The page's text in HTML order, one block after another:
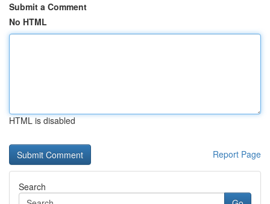
Submit a Comment
No HTML
HTML is disabled
Report Page
Search